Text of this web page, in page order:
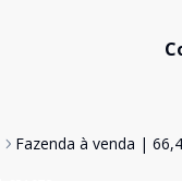
Fazenda à venda |